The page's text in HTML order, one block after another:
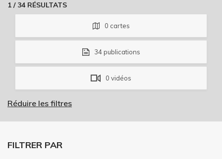
1 / 34RÉSULTATS
0 cartes
34publications
0 vidéos
Réduire les filtres
FILTRER PAR